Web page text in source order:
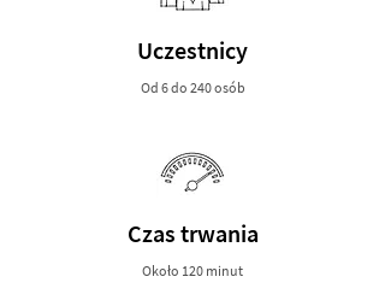
Uczestnicy
Od 6 do 240 osób
Czas trwania
Około 120 minut